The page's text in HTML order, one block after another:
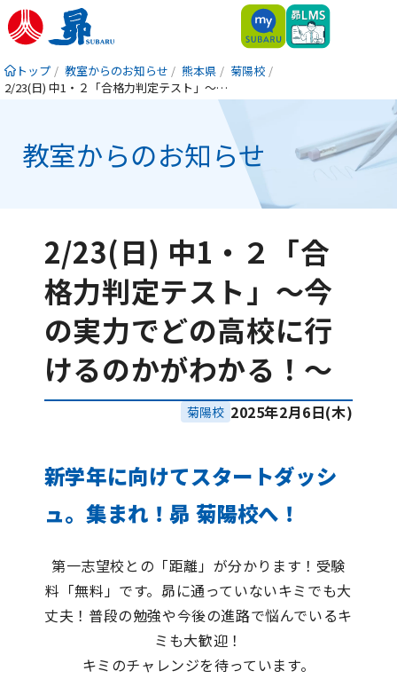
トップ 教室からのお知らせ 熊本県
菊陽校
2/23(日) 中1・２「合格力判定テスト」～今の実力でどの高校に行けるのかがわかる！～
教室からのお知らせ
2/23(日) 中1・２「合
格力判定テスト」～今
の実力でどの高校に行
けるのかがわかる！～
菊陽校 2025年2月6日(木)
新学年に向けてスタートダッシ
ュ。集まれ！昴 菊陽校へ！
第一志望校との「距離」が分かります！受験
料「無料」です。昴に通っていないキミでも大
丈夫！普段の勉強や今後の進路で悩んでいるキ
ミも大歓迎！
キミのチャレンジを待っています。